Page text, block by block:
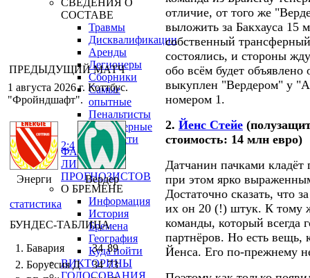
СВЕДЕНИЯ О
СОСТАВЕ
Травмы
Дисквалификации
Аренды
Легионеры
Сборники
Самые
опытные
Пенальтисты
Трансферные
стоимости
ФАН-КЛУБ
ЛИГА
ПРОГНОЗИСТОВ
О БРЕМЕНЕ
Информация
История
Бремена
География
Куда пойти
ВИКТОРИНЫ
ГОЛОСОВАНИЯ
ПРЕДЫДУЩИЙ МАТЧ
1 августа 2026 г. Коттбус.
"Фройндшафт".
2:4
Энерги Вердер
статистика
БУНДЕС-ТАБЛИЦА
1. Бавария
34 89
2. Боруссия Д
34 73
отличие, от того же
выложить за Бакхауса 15
собственный
состоялись, и стороны
обо всём будет
выкуплен "Вердером" у
номером 1.
2. Йенс Стейе
стоимость: 14 млн евро)
Датчанин пачками
при этом ярко
Достаточно сказать, что
их он 20 (!) штук. К тому
команды, который всегда
партнёров. Но есть вещь,
Йенса. Его по-прежнему